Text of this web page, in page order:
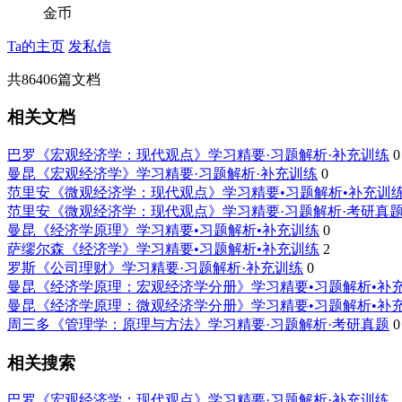
金币
Ta的主页 发私信
共86406篇文档
相关文档
巴罗《宏观经济学：现代观点》学习精要·习题解析·补充训练 0
曼昆《宏观经济学》学习精要·习题解析·补充训练 0
范里安《微观经济学：现代观点》学习精要•习题解析•补充训
范里安《微观经济学：现代观点》学习精要·习题解析·考研真题
曼昆《经济学原理》学习精要•习题解析•补充训练 0
萨缪尔森《经济学》学习精要•习题解析•补充训练 2
罗斯《公司理财》学习精要·习题解析·补充训练 0
曼昆《经济学原理：宏观经济学分册》学习精要•习题解析•补
曼昆《经济学原理：微观经济学分册》学习精要•习题解析•补
周三多《管理学：原理与方法》学习精要·习题解析·考研真题 0
相关搜索